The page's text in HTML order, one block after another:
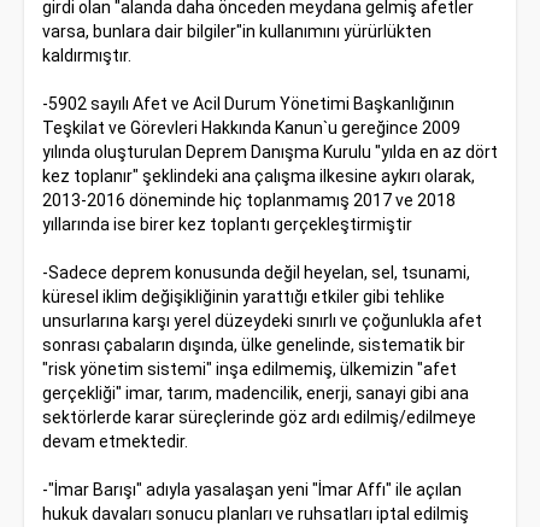
girdi olan "alanda daha önceden meydana gelmiş afetler
varsa, bunlara dair bilgiler"in kullanımını yürürlükten
kaldırmıştır.
-5902 sayılı Afet ve Acil Durum Yönetimi Başkanlığının
Teşkilat ve Görevleri Hakkında Kanun`u gereğince 2009
yılında oluşturulan Deprem Danışma Kurulu "yılda en az dört
kez toplanır" şeklindeki ana çalışma ilkesine aykırı olarak,
2013-2016 döneminde hiç toplanmamış 2017 ve 2018
yıllarında ise birer kez toplantı gerçekleştirmiştir
-Sadece deprem konusunda değil heyelan, sel, tsunami,
küresel iklim değişikliğinin yarattığı etkiler gibi tehlike
unsurlarına karşı yerel düzeydeki sınırlı ve çoğunlukla afet
sonrası çabaların dışında, ülke genelinde, sistematik bir
"risk yönetim sistemi" inşa edilmemiş, ülkemizin "afet
gerçekliği" imar, tarım, madencilik, enerji, sanayi gibi ana
sektörlerde karar süreçlerinde göz ardı edilmiş/edilmeye
devam etmektedir.
-"İmar Barışı" adıyla yasalaşan yeni "İmar Affı" ile açılan
hukuk davaları sonucu planları ve ruhsatları iptal edilmiş